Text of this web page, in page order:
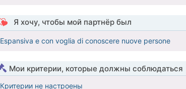
Я хочу, чтобы мой партнёр был
Espansiva e con voglia di conoscere nuove persone
Мои критерии, которые должны соблюдаться
Критерии не настроены